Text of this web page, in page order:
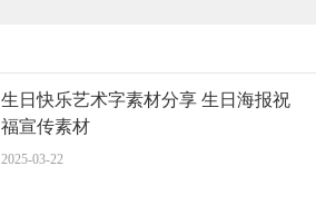
生日快乐艺术字素材分享 生日海报祝
福宣传素材
2025-03-22